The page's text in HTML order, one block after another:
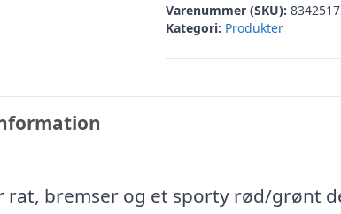
Varenummer (SKU):
Kategori: Produkter
bremser og et sporty rød/grønt